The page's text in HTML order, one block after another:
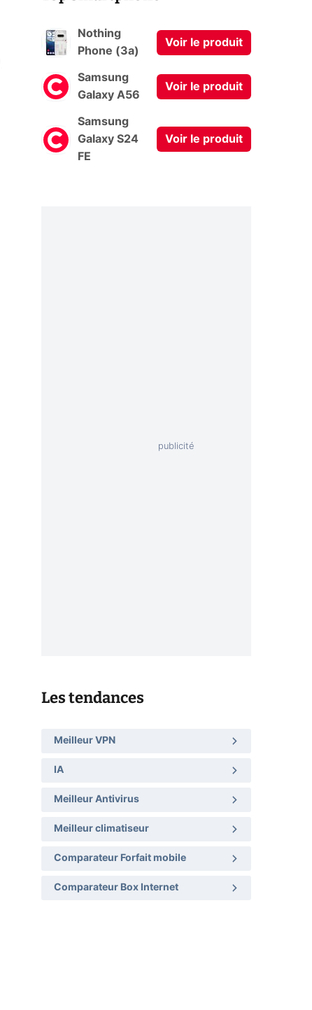
Nothing
Phone (3a)
Voir le produit
Samsung
Galaxy A56
Voir le produit
Samsung
Galaxy S24
FE
Voir le produit
Les tendances
Meilleur VPN
IA
Meilleur Antivirus
Meilleur climatiseur
Comparateur Forfait mobile
Comparateur Box Internet